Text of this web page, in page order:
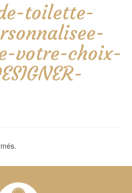
toilette-
votre-choix-